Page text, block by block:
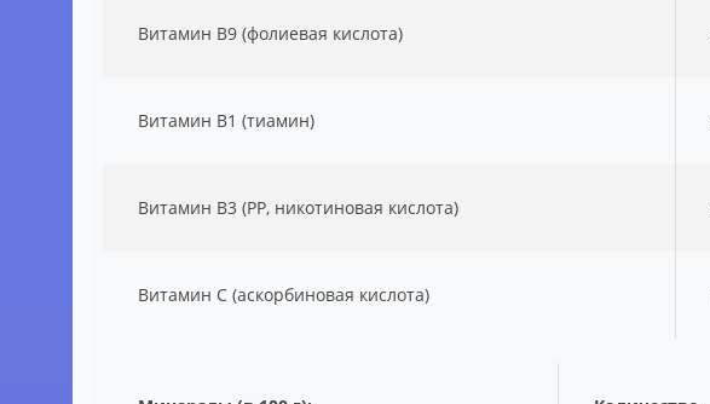
Витамин B9 (фолиевая кислота)
Витамин B1 (тиамин)
Витамин B3 (РР, никотиновая кислота)
Витамин С (аскорбиновая кислота)